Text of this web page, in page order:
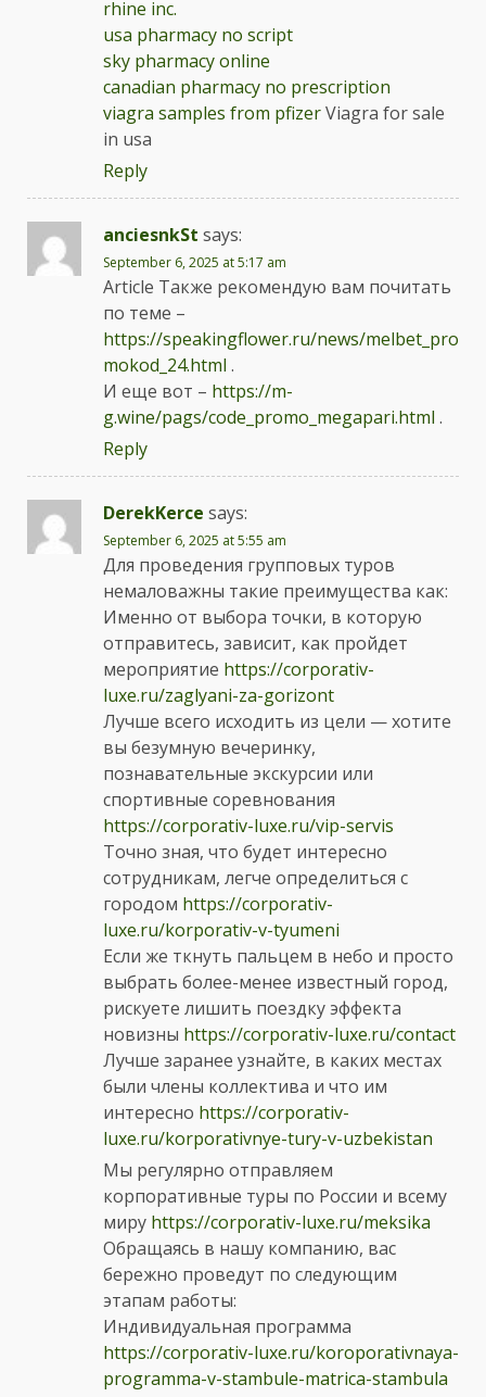
rhine inc.
usa pharmacy no script
sky pharmacy online
canadian pharmacy no prescription
viagra samples from pfizerViagra for sale
in usa
Reply
anciesnkSt says:
September 6, 2025 at 5:17 am
Article Также рекомендую вам почитать
по теме –
https://speakingflower.ru/news/melbet_pro
mokod_24.html .
И еще вот – https://m-
g.wine/pags/code_promo_megapari.html .
Reply
DerekKerce says:
September 6, 2025 at 5:55 am
Для проведения групповых туров
немаловажны такие преимущества как:
Именно от выбора точки, в которую
отправитесь, зависит, как пройдет
мероприятие https://corporativ-
luxe.ru/zaglyani-za-gorizont
Лучше всего исходить из цели — хотите
вы безумную вечеринку,
познавательные экскурсии или
спортивные соревнования
https://corporativ-luxe.ru/vip-servis
Точно зная, что будет интересно
сотрудникам, легче определиться с
городом https://corporativ-
luxe.ru/korporativ-v-tyumeni
Если же ткнуть пальцем в небо и просто
выбрать более-менее известный город,
рискуете лишить поездку эффекта
новизны https://corporativ-luxe.ru/contact
Лучше заранее узнайте, в каких местах
были члены коллектива и что им
интересно https://corporativ-
luxe.ru/korporativnye-tury-v-uzbekistan
Мы регулярно отправляем
корпоративные туры по России и всему
миру https://corporativ-luxe.ru/meksika
Обращаясь в нашу компанию, вас
бережно проведут по следующим
этапам работы:
Индивидуальная программа
https://corporativ-luxe.ru/koroporativnaya-
programma-v-stambule-matrica-stambula